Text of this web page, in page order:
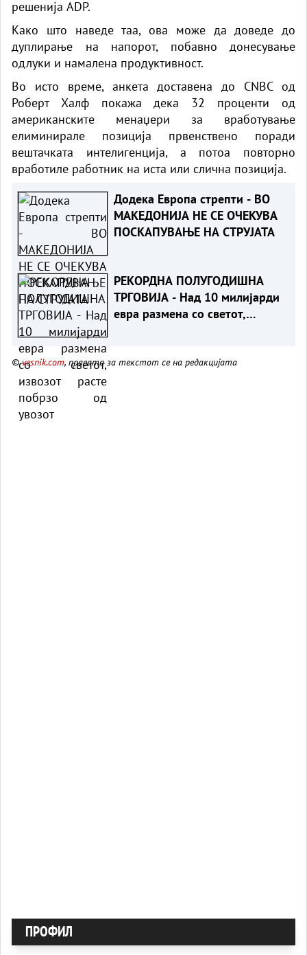
решенија ADP.
Како што наведе таа, ова може да доведе до
дуплирање на напорот, побавно донесување
одлуки и намалена продуктивност.
Во исто време, анкета доставена до CNBC од
Роберт Халф покажа дека 32 проценти од
американските менаџери за вработување
елиминирале позиција првенствено поради
вештачката интелигенција, а потоа повторно
вработиле работник на иста или слична позиција.
Додека Европа стрепти - ВО
МАКЕДОНИЈА НЕ СЕ ОЧЕКУВА
ПОСКАПУВАЊЕ НА СТРУЈАТА
РЕКОРДНА ПОЛУГОДИШНА
ТРГОВИЈА - Над 10 милијарди
евра размена со светот,
©vesnik.com, правата за текстот се на редакцијата
ПРОФИЛ